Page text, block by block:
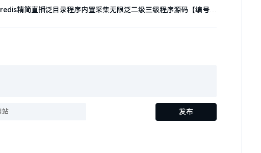
redis精简直播泛目录程序内置采集无限泛二级三级程序源码【编号：
发布